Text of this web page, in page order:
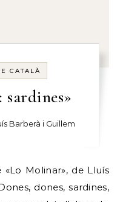
CATALÀ
sardines»
Barberà i Guillem
dones, sardines,